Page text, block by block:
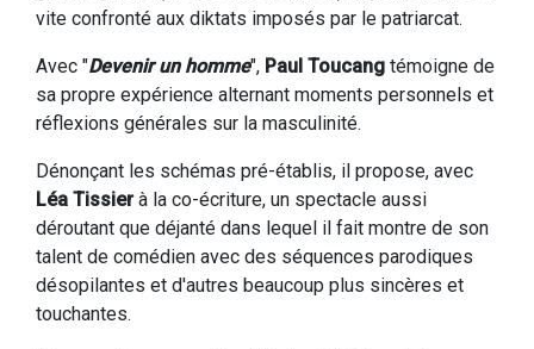
vite confronté aux diktats imposés par le patriarcat.
Avec "Devenir un homme", Paul Toucang témoigne de
sa propre expérience alternant moments personnels et
réflexions générales sur la masculinité.
Dénonçant les schémas pré-établis, il propose, avec
Léa Tissierà la co-écriture, un spectacle aussi
déroutant que déjanté dans lequel il fait montre de son
talent de comédien avec des séquences parodiques
désopilantes et d'autres beaucoup plus sincères et
touchantes.